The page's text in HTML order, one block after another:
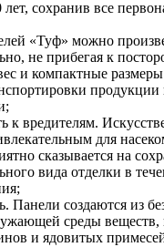
лет, сохранив все
«Туф» можно
не прибегая к
и компактные
продукции
к вредителям.
для
сказывается на
вида отделки в
Панели создаются из
среды веществ,
и ядовитых